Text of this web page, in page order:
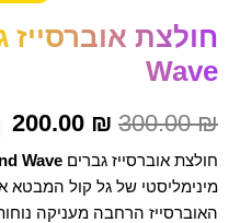
Wave
300.00₪
200.00 ₪
חולצת אוברסייז גברים Wave
מינימליסטי של גל קול המבטא
האוברסייז הרחבה מעניקה